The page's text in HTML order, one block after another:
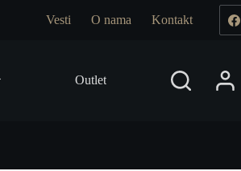
Vesti O nama Kontakt
Outlet Prodajna mesta